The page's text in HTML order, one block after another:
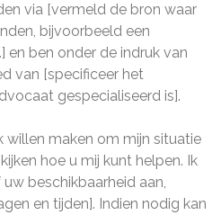
via [vermeld de bron waar
bijvoorbeeld een
en ben onder de indruk van
van [specificeer het
gespecialiseerd is].
willen maken om mijn situatie
hoe u mij kunt helpen. Ik
beschikbaarheid aan,
en tijden]. Indien nodig kan